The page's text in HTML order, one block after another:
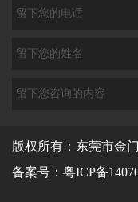
版权所有：东莞市金
备案号： 粤ICP备